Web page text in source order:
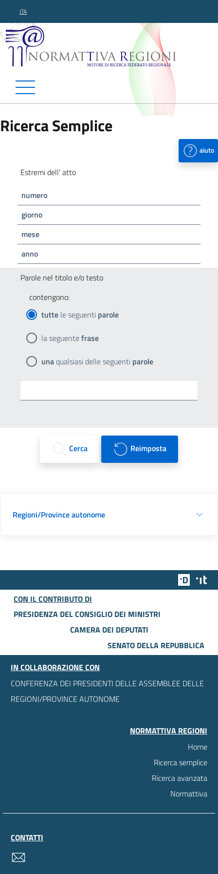
ITA
Normattiva Regioni -
Ricerca Semplice
aiuto
Estremi dell' atto
numero
giorno
mese
anno
Parole nel titolo e/o testo
contengono:
tutte le seguenti parole
la seguentefrase
unaqualsiasi delle seguenti parole
Cerca Reimposta
Regioni/Province autonome
Team
CON IL CONTRIBUTO DI
PRESIDENZA DEL CONSIGLIO DEI MINISTRI
CAMERA DEI DEPUTATI
SENATO DELLA REPUBBLICA
IN COLLABORAZIONE CON
CONFERENZA DEI PRESIDENTI DELLE ASSEMBLEE DELLE
REGIONI/PROVINCE AUTONOME
NORMATTIVA REGIONI
Home
Ricerca semplice
Ricerca avanzata
Normattiva
CONTATTI